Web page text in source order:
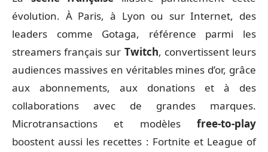
évolution. À Paris, à Lyon ou sur Internet, des
leaders comme Gotaga, référence parmi les
streamers français sur Twitch, convertissent leurs
audiences massives en véritables mines d’or, grâce
aux abonnements, aux donations et à des
collaborations avec de grandes marques.
Microtransactions et modèles free-to-play
boostent aussi les recettes : Fortnite et League of